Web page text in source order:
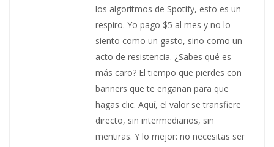
los algoritmos de Spotify, esto es un
respiro. Yo pago $5 al mes y no lo
siento como un gasto, sino como un
acto de resistencia. ¿Sabes qué es
más caro? El tiempo que pierdes con
banners que te engañan para que
hagas clic. Aquí, el valor se transfiere
directo, sin intermediarios, sin
mentiras. Y lo mejor: no necesitas ser